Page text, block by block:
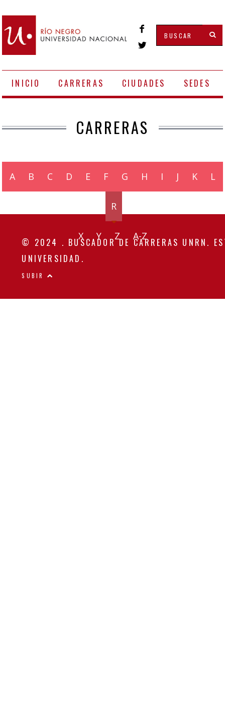
INICIO CARRERAS CIUDADES SEDES
CARRERAS
A B C D E F G H I J K L
R
X Y Z A-Z
© 2024 . BUSCADOR DE CARRERAS UNRN.
UNIVERSIDAD.
SUBIR